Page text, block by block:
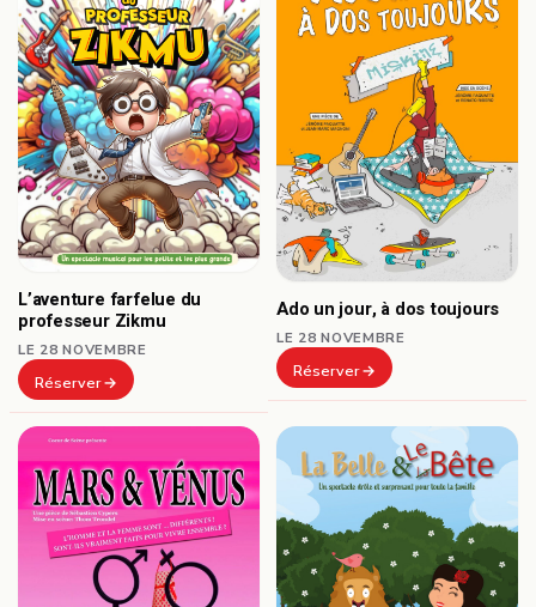
L’aventure farfelue du
professeur Zikmu
LE 28 NOVEMBRE
Réserver
Ado un jour, à dos toujours
LE 28 NOVEMBRE
Réserver